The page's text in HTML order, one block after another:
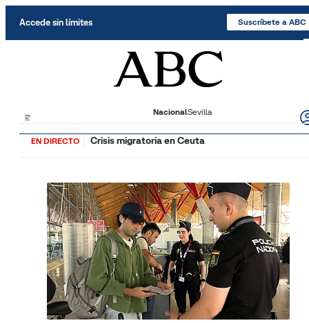
Accede sin límites Suscríbete a ABC
NacionalSevilla
EN DIRECTO Crisis migratoria en Ceuta